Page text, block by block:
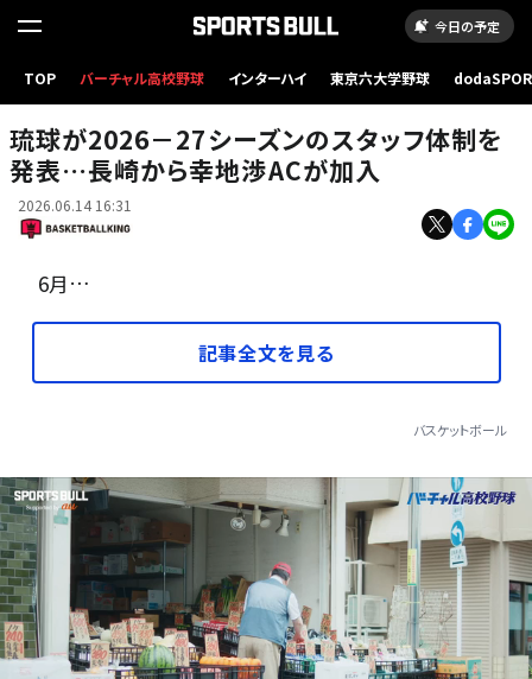
今日の予定
TOP バーチャル高校野球 インターハイ 東京六大学野球
今季はアシスタントコーチを務めていたマクヘンリー氏と穂坂氏［写真］＝B.LEAGUE
琉球が2026－27シーズンのスタッフ体制を
発表…長崎から幸地渉ACが加入
2026.06.14 16:31
6月…
記事全文を見る
バスケットボール